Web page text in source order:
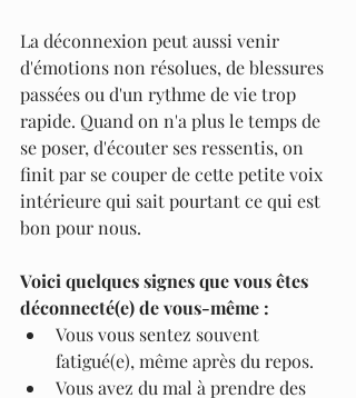
La déconnexion peut aussi venir
d'émotions non résolues, de blessures
passées ou d'un rythme de vie trop
rapide. Quand on n'a plus le temps de
se poser, d'écouter ses ressentis, on
finit par se couper de cette petite voix
intérieure qui sait pourtant ce qui est
bon pour nous.
Voici quelques signes que vous êtes
déconnecté(e) de vous-même :
Vous vous sentez souvent
fatigué(e), même après du repos.
Vous avez du mal à prendre des